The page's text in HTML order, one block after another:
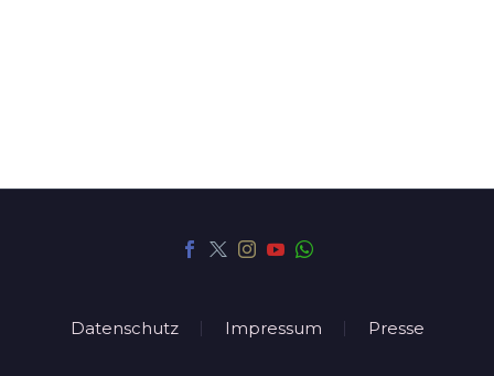
Datenschutz Impressum Presse